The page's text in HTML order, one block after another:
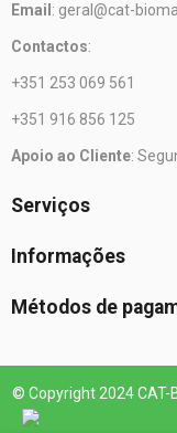
Email : geral@cat-
Contactos:
+351 253 069 561
+351 916 856 125
Apoio ao Cliente:
Serviços
Informações
Métodos de
© Copyright 2024 CAT-